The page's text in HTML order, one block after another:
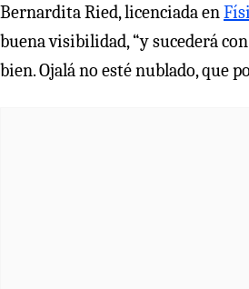
Bernardita Ried, licenciada en
buena visibilidad, “y sucederá
bien. Ojalá no esté nublado, que